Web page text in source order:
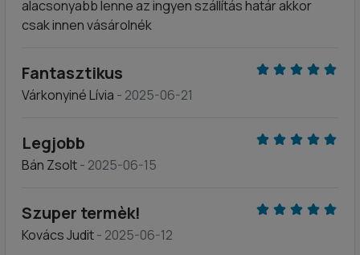
alacsonyabb lenne az ingyen szállítás határ akkor
csak innen vásárolnék
Fantasztikus
Várkonyiné Lívia - 2025-06-21
Legjobb
Bán Zsolt- 2025-06-15
Szuper termèk!
Kovács Judit- 2025-06-12